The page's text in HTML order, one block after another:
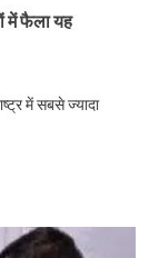
में फैला यह
में सबसे ज्‍यादा